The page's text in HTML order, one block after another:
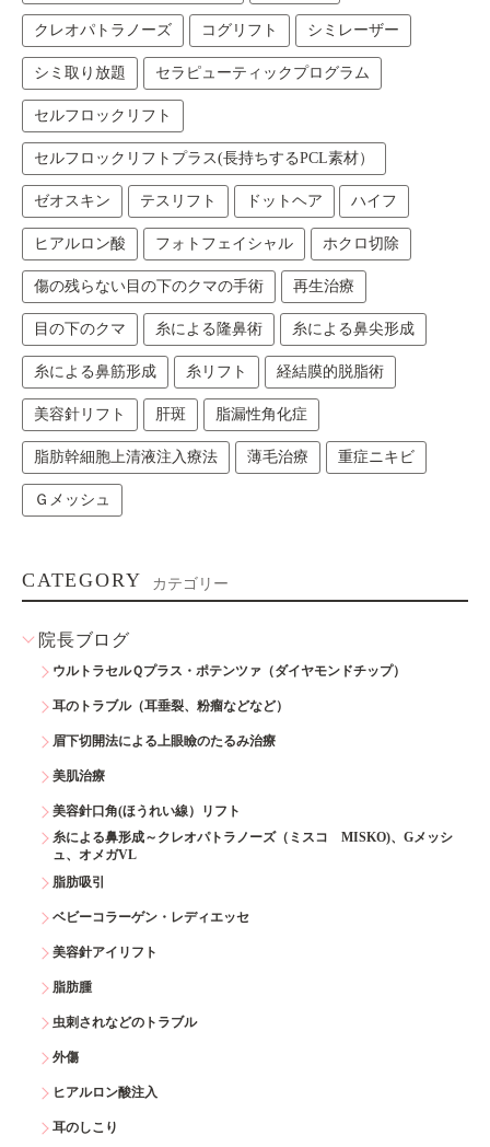
クレオパトラノーズ コグリフト シミレーザー
シミ取り放題 セラピューティックプログラム
セルフロックリフト
セルフロックリフトプラス(長持ちするPCL素材）
ゼオスキン テスリフト ドットヘア ハイフ
ヒアルロン酸 フォトフェイシャル ホクロ切除
傷の残らない目の下のクマの手術 再生治療
目の下のクマ 糸による隆鼻術 糸による鼻尖形成
糸による鼻筋形成 糸リフト 経結膜的脱脂術
美容針リフト 肝斑 脂漏性角化症
脂肪幹細胞上清液注入療法 薄毛治療 重症ニキビ
Ｇメッシュ
CATEGORY カテゴリー
院長ブログ
ウルトラセルＱプラス・ポテンツァ（ダイヤモンドチップ）
耳のトラブル（耳垂裂、粉瘤などなど）
眉下切開法による上眼瞼のたるみ治療
美肌治療
美容針口角(ほうれい線）リフト
糸による鼻形成～クレオパトラノーズ（ミスコ MISKO)、Gメッシ
ュ、オメガVL
脂肪吸引
ベビーコラーゲン・レディエッセ
美容針アイリフト
脂肪腫
虫刺されなどのトラブル
外傷
ヒアルロン酸注入
耳のしこり